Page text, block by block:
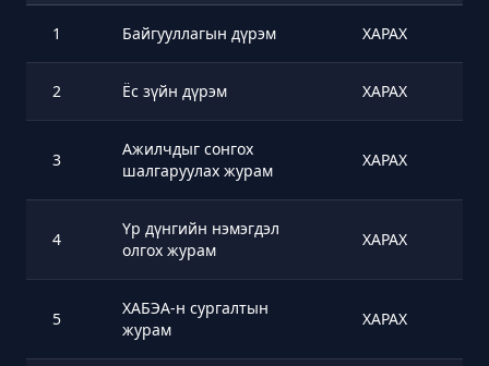
1 Байгууллагын дүрэм ХАРАХ
2 Ёс зүйн дүрэм ХАРАХ
3
Ажилчдыг сонгох
шалгаруулах журам
ХАРАХ
4
Үр дүнгийн нэмэгдэл
олгох журам
ХАРАХ
5
ХАБЭА-н сургалтын
журам
ХАРАХ